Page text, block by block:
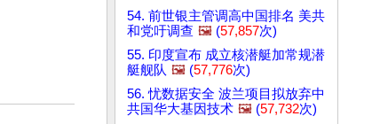
54. 前世银主管调高中国排名 美共
和党吁调查 🖼️ (57,857次)
55. 印度宣布 成立核潜艇加常规潜
艇舰队 🖼️ (57,776次)
56. 忧数据安全 波兰项目拟放弃中
共国华大基因技术 🖼️ (57,732次)